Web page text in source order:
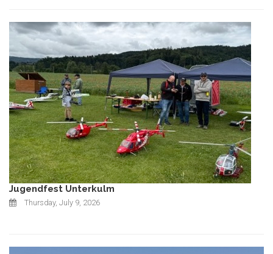
Jugendfest Unterkulm
Thursday, July 9, 2026